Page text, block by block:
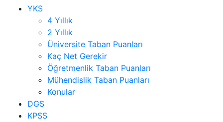
YKS
4 Yıllık
2 Yıllık
Üniversite Taban Puanları
Kaç Net Gerekir
Öğretmenlik Taban Puanları
Mühendislik Taban Puanları
Konular
DGS
KPSS